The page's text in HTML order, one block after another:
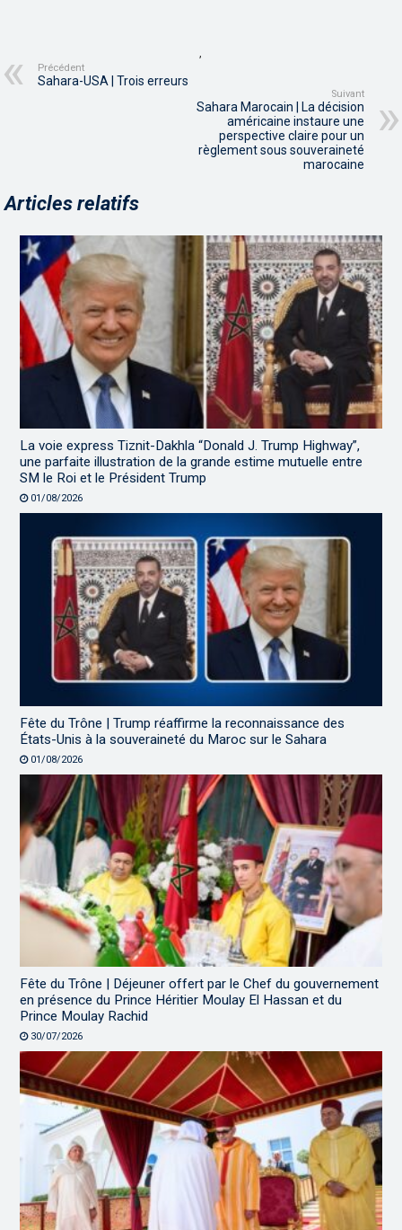
,
Précédent
Sahara-USA | Trois erreurs
Suivant
Sahara Marocain | La décision
américaine instaure une
perspective claire pour un
règlement sous souveraineté
marocaine
Articles relatifs
La voie express Tiznit-Dakhla “Donald J. Trump Highway”,
une parfaite illustration de la grande estime mutuelle entre
SM le Roi et le Président Trump
01/08/2026
Fête du Trône | Trump réaffirme la reconnaissance des
États-Unis à la souveraineté du Maroc sur le Sahara
01/08/2026
Fête du Trône | Déjeuner offert par le Chef du gouvernement
en présence du Prince Héritier Moulay El Hassan et du
Prince Moulay Rachid
30/07/2026